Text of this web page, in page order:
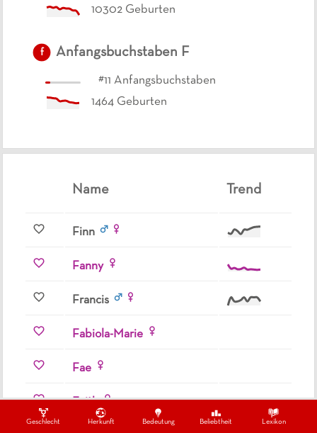
Geschlecht Herkunft Bedeutung Beliebtheit Lexikon
10302 Geburten
f Anfangsbuchstaben F
#11 Anfangsbuchstaben
1464 Geburten
Name Trend
Finn
Fanny
Francis
Fabiola-Marie
Fae
Faith